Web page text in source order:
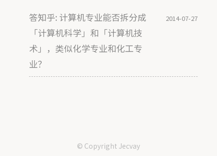
答知乎: 计算机专业能否拆分成
「计算机科学」和「计算机技
术」，类似化学专业和化工专
业？
2014-07-27
© Copyright Jecvay